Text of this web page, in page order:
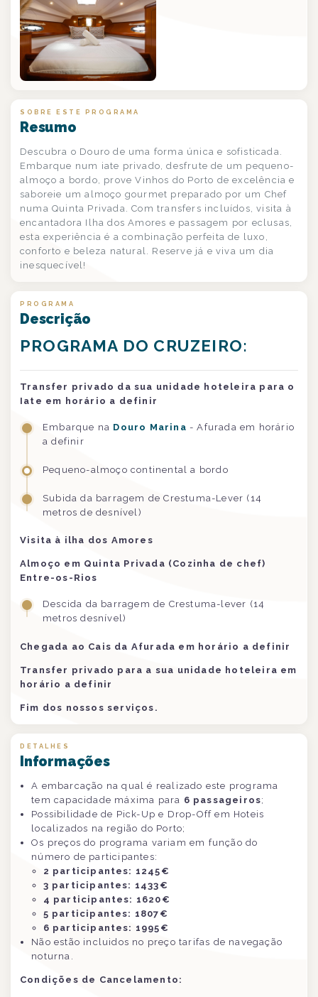
SOBRE ESTE PROGRAMA
Resumo
Descubra o Douro de uma forma única e sofisticada.
Embarque num iate privado, desfrute de um pequeno-
almoço a bordo, prove Vinhos do Porto de excelência e
saboreie um almoço gourmet preparado por um Chef
numa Quinta Privada. Com transfers incluídos, visita à
encantadora Ilha dos Amores e passagem por eclusas,
esta experiência é a combinação perfeita de luxo,
conforto e beleza natural. Reserve já e viva um dia
inesquecível!
PROGRAMA
Descrição
PROGRAMA DO CRUZEIRO:
Transfer privado da sua unidade hoteleira para o
Iate em horário a definir
Embarque na Douro Marina - Afurada em horário
a definir
Pequeno-almoço continental a bordo
Subida da barragem de Crestuma-Lever (14
metros de desnível)
Visita à ilha dos Amores
Almoço em Quinta Privada (Cozinha de chef)
Entre-os-Rios
Descida da barragem de Crestuma-lever (14
metros desnível)
Chegada ao Cais da Afurada em horário a definir
Transfer privado para a sua unidade hoteleira em
horário a definir
Fim dos nossos serviços.
DETALHES
Informações
A embarcação na qual é realizado este programa
tem capacidade máxima para 6 passageiros;
Possibilidade de Pick-Up e Drop-Off em Hoteis
localizados na região do Porto;
Os preços do programa variam em função do
número de participantes:
2 participantes: 1245€
3 participantes: 1433€
4 participantes: 1620€
5 participantes: 1807€
6 participantes: 1995€
Não estão incluidos no preço tarifas de navegação
noturna.
Condições de Cancelamento: